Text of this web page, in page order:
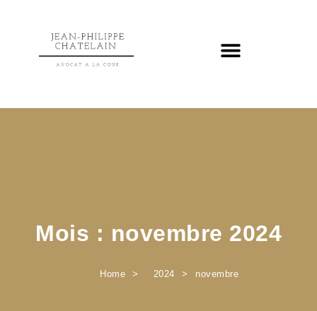
Mois : novembre 2024
Home 2024 novembre